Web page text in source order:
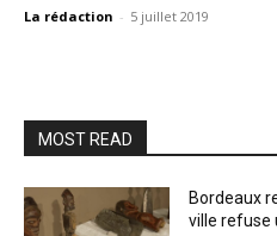
La rédaction - 5 juillet 2019
MOST READ
Bordeaux
ville refuse